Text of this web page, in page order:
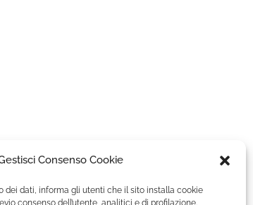
Consenso Cookie
dei dati, informa gli utenti che il sito installa cookie
consenso dell’utente, analitici e di profilazione.